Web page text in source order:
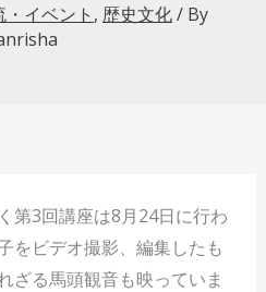
・イベント , 歴史文化/ By
第3回講座は8月24日に行わ
をビデオ撮影、編集したも
ざる馬頭観音も映っていま